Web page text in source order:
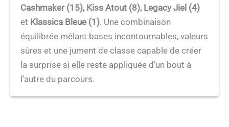
Cashmaker (15), Kiss Atout (8), Legacy Jiel (4)
et Klassica Bleue (1). Une combinaison
équilibrée mêlant bases incontournables, valeurs
sûres et une jument de classe capable de créer
la surprise si elle reste appliquée d’un bout à
l’autre du parcours.